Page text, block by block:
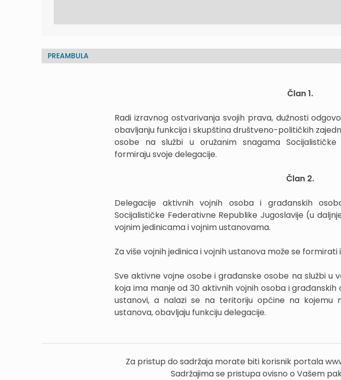
PREAMBULA
Član 1.
Radi izravnog ostvarivanja svojih prava, dužnosti
obavljanju funkcija i skupština društveno-političkih
osobe na službi u oružanim snagama Socijalističke
formiraju svoje delegacije.
Član 2.
Delegacije aktivnih vojnih osoba i građanskih
Socijalističke Federativne Republike Jugoslavije (u
vojnim jedinicama i vojnim ustanovama.
Za više vojnih jedinica i vojnih ustanova može se formirati
Sve aktivne vojne osobe i građanske osobe na službi u
koja ima manje od 30 aktivnih vojnih osoba i građanskih
ustanovi, a nalazi se na teritoriju općine na kojemu
ustanova, obavljaju funkciju delegacije.
Za pristup do sadržaja morate biti korisnik portala
Sadržajima se pristupa ovisno o Vašem